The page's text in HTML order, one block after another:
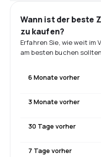
Wann ist der beste
zu kaufen?
Erfahren Sie, wie weit im
am besten buchen
6 Monate vorher
3 Monate vorher
30 Tage vorher
7 Tage vorher